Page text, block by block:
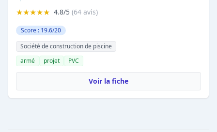
★★★★★ 4.8/5 (64 avis)
Score : 19.6/20
Société de construction de piscine
armé
projet PVC
Voir la fiche